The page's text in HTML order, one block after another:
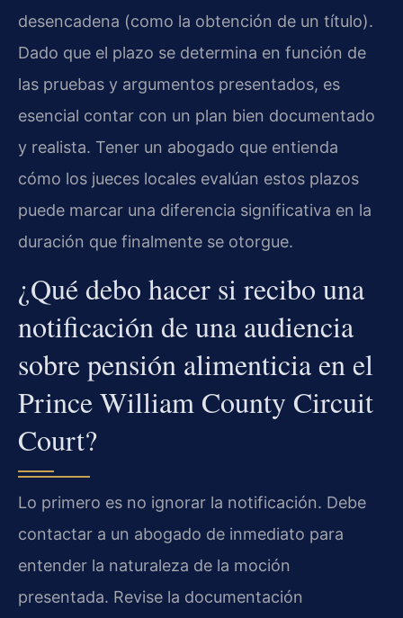
desencadena (como la obtención de un título).
Dado que el plazo se determina en función de
las pruebas y argumentos presentados, es
esencial contar con un plan bien documentado
y realista. Tener un abogado que entienda
cómo los jueces locales evalúan estos plazos
puede marcar una diferencia significativa en la
duración que finalmente se otorgue.
¿Qué debo hacer si recibo una
notificación de una audiencia
sobre pensión alimenticia en el
Prince William County Circuit
Court?
Lo primero es no ignorar la notificación. Debe
contactar a un abogado de inmediato para
entender la naturaleza de la moción
presentada. Revise la documentación